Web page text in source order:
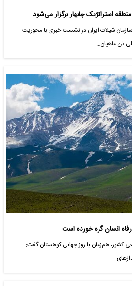
استراتژیک چابهار برگزار می‌شود
سازمان شیلات ایران در نشست خبری با محوریت
تن ماهیان…
انسان گره خورده است
کشور، هم‌زمان با روز جهانی کوهستان گفت: